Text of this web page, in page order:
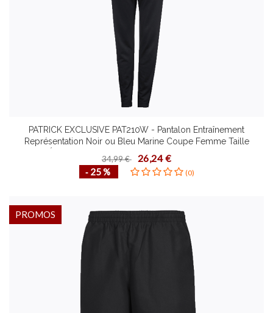
PATRICK EXCLUSIVE PAT210W - Pantalon Entraînement
Représentation Noir ou Bleu Marine Coupe Femme Taille
Élastiquée Différentes Tailles Sport ou Loisirs
34,99 € 26,24 €
‐ 25 % (0)
PROMOS